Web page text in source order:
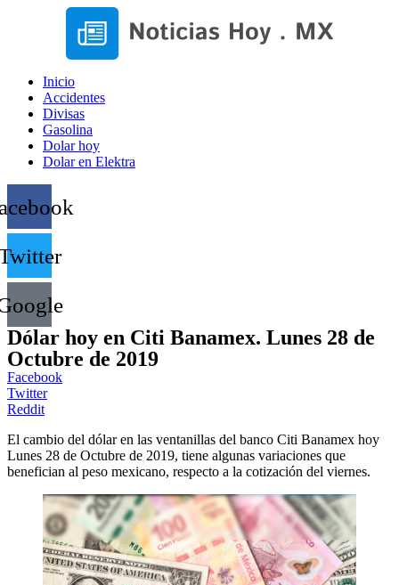
Inicio
Accidentes
Divisas
Gasolina
Dolar hoy
Dolar en Elektra
Dólar hoy en Citi Banamex. Lunes 28 de
Octubre de 2019
Facebook
Twitter
Reddit
El cambio del dólar en las ventanillas del banco Citi Banamex hoy
Lunes 28 de Octubre de 2019, tiene algunas variaciones que
benefician al peso mexicano, respecto a la cotización del viernes.